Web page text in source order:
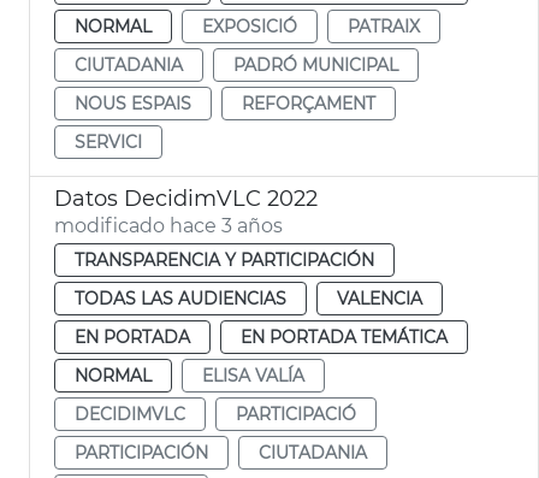
NORMAL
EXPOSICIÓ
PATRAIX
CIUTADANIA
PADRÓ MUNICIPAL
NOUS ESPAIS
REFORÇAMENT
SERVICI
Datos DecidimVLC 2022
modificado hace 3 años
TRANSPARENCIA Y PARTICIPACIÓN
TODAS LAS AUDIENCIAS
VALENCIA
EN PORTADA
EN PORTADA TEMÁTICA
NORMAL
ELISA VALÍA
DECIDIMVLC
PARTICIPACIÓ
PARTICIPACIÓN
CIUTADANIA